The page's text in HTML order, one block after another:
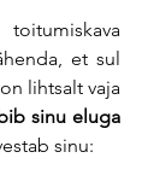
et sul
sinu eluga
sinu: